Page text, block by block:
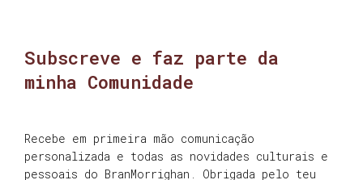
Subscreve e faz parte da
minha Comunidade
Recebe em primeira mão comunicação
personalizada e todas as novidades culturais e
pessoais do BranMorrighan. Obrigada pelo teu